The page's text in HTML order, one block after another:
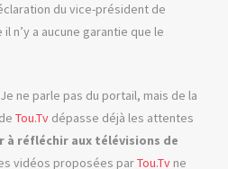
du vice-président de
n’y a aucune garantie que le
ne parle pas du portail, mais de la
Tou.Tv dépasse déjà les attentes
à réfléchir aux télévisions de
vidéos proposées parTou.Tv ne